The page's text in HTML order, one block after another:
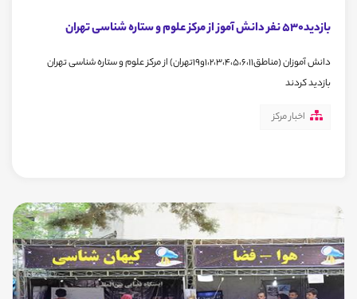
بازدید530 نفر دانش آموز از مرکز علوم و ستاره شناسی تهران
دانش آموزان (مناطق1،2،3،4،5،6،11و19تهران) از مرکز علوم و ستاره شناسی تهران
بازدید کردند
اخبار مرکز